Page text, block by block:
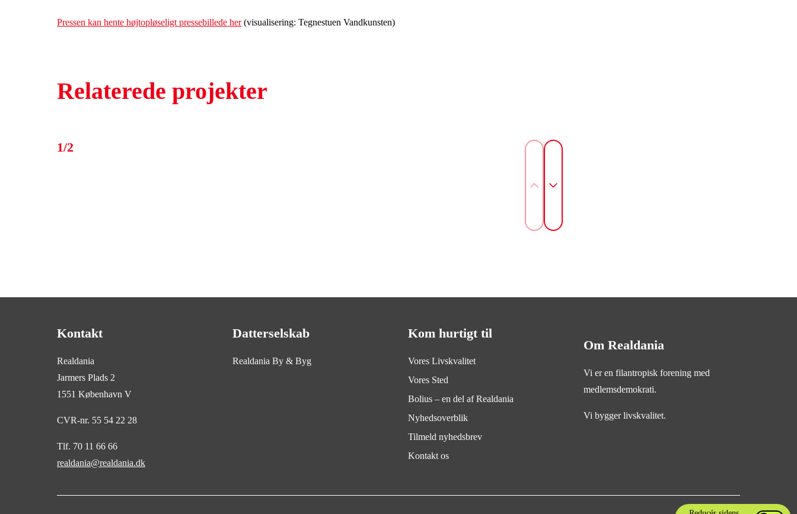
Pressen kan hente højtopløseligt pressebillede her(visualisering: Tegnestuen Vandkunsten)
Relaterede projekter
1/2
Kontakt
Realdania
Jarmers Plads 2
1551 København V
CVR-nr. 55 54 22 28
Tlf. 70 11 66 66
realdania@realdania.dk
Datterselskab
Realdania By & Byg
Kom hurtigt til
Vores Livskvalitet
Vores Sted
Bolius – en del af Realdania
Nyhedsoverblik
Tilmeld nyhedsbrev
Kontakt os
Om Realdania
Vi er en filantropisk forening med
medlemsdemokrati.
Vi bygger livskvalitet.